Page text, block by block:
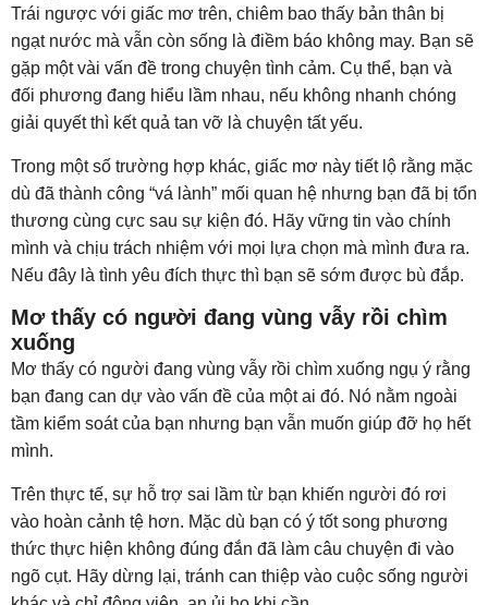
Trái ngược với giấc mơ trên, chiêm bao thấy bản thân bị
ngạt nước mà vẫn còn sống là điềm báo không may. Bạn sẽ
gặp một vài vấn đề trong chuyện tình cảm. Cụ thể, bạn và
đối phương đang hiểu lầm nhau, nếu không nhanh chóng
giải quyết thì kết quả tan vỡ là chuyện tất yếu.
Trong một số trường hợp khác, giấc mơ này tiết lộ rằng mặc
dù đã thành công “vá lành” mối quan hệ nhưng bạn đã bị tổn
thương cùng cực sau sự kiện đó. Hãy vững tin vào chính
mình và chịu trách nhiệm với mọi lựa chọn mà mình đưa ra.
Nếu đây là tình yêu đích thực thì bạn sẽ sớm được bù đắp.
Mơ thấy có người đang vùng vẫy rồi chìm
xuống
Mơ thấy có người đang vùng vẫy rồi chìm xuống ngụ ý rằng
bạn đang can dự vào vấn đề của một ai đó. Nó nằm ngoài
tầm kiểm soát của bạn nhưng bạn vẫn muốn giúp đỡ họ hết
mình.
Trên thực tế, sự hỗ trợ sai lầm từ bạn khiến người đó rơi
vào hoàn cảnh tệ hơn. Mặc dù bạn có ý tốt song phương
thức thực hiện không đúng đắn đã làm câu chuyện đi vào
ngõ cụt. Hãy dừng lại, tránh can thiệp vào cuộc sống người